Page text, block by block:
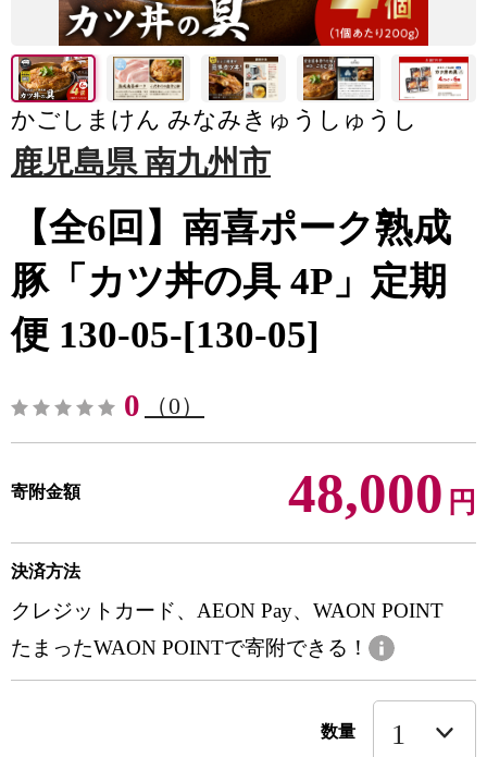
かごしまけん みなみきゅうしゅうし
鹿児島県 南九州市
【全6回】南喜ポーク熟成
豚「カツ丼の具 4P」定期
便 130-05-[130-05]
0 （0）
寄附金額 48,000 円
決済方法
クレジットカード、AEON Pay、WAON POINT
たまったWAON POINTで寄附できる！
数量